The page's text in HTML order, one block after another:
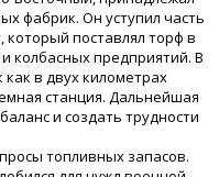
фабрик. Он уступил часть
который поставлял торф в
колбасных предприятий. В
как в двух километрах
станция. Дальнейшая
и создать трудности
топливных запасов.